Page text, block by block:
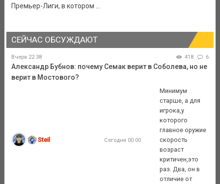
Премьер-Лиги, в котором ...
СЕЙЧАС ОБСУЖДАЮТ
Вчера 22:38 418 6
Александр Бубнов: почему Семак верит в Соболева, но не
верит в Мостового?
Steil Сегодня 00:00
Минимум
старше, а для
игрока,у
которого
главное оружие
скорость
возраст
критичен,это
раз. Два, он в
отличие от